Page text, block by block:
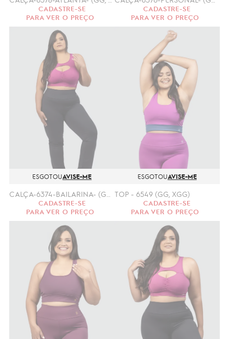
CADASTRE-SE
PARA VER O PREÇO
CADASTRE-SE
PARA VER O PREÇO
ESGOTOUAVISE-ME
CADASTRE-SE
PARA VER O PREÇO
ESGOTOUAVISE-ME
TOP - 6549 (GG, XGG)
CADASTRE-SE
PARA VER O PREÇO